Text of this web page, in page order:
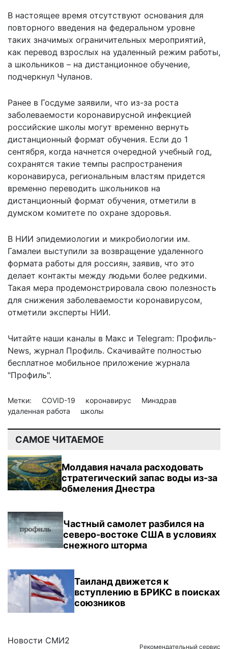
В настоящее время отсутствуют основания для
повторного введения на федеральном уровне
таких значимых ограничительных мероприятий,
как перевод взрослых на удаленный режим работы,
а школьников – на дистанционное обучение,
подчеркнул Чуланов.
Ранее в Госдуме заявили, что из-за роста
заболеваемости коронавирусной инфекцией
российские школы могут временно вернуть
дистанционный формат обучения. Если до 1
сентября, когда начнется очередной учебный год,
сохранятся такие темпы распространения
коронавируса, региональным властям придется
временно переводить школьников на
дистанционный формат обучения, отметили в
думском комитете по охране здоровья.
В НИИ эпидемиологии и микробиологии им.
Гамалеи выступили за возвращение удаленного
формата работы для россиян, заявив, что это
делает контакты между людьми более редкими.
Такая мера продемонстрировала свою полезность
для снижения заболеваемости коронавирусом,
отметили эксперты НИИ.
Читайте наши каналы в Макс и Telegram: Профиль-
News, журнал Профиль. Скачивайте полностью
бесплатное мобильное приложение журнала
"Профиль".
Метки: COVID-19 коронавирус
Минздрав
удаленная работа
школы
САМОЕ ЧИТАЕМОЕ
Молдавия начала расходовать
стратегический запас воды из-за
обмеления Днестра
Частный самолет разбился на
северо-востоке США в условиях
снежного шторма
Таиланд движется к
вступлению в БРИКС в поисках
союзников
Новости СМИ2
Рекомендательный сервис